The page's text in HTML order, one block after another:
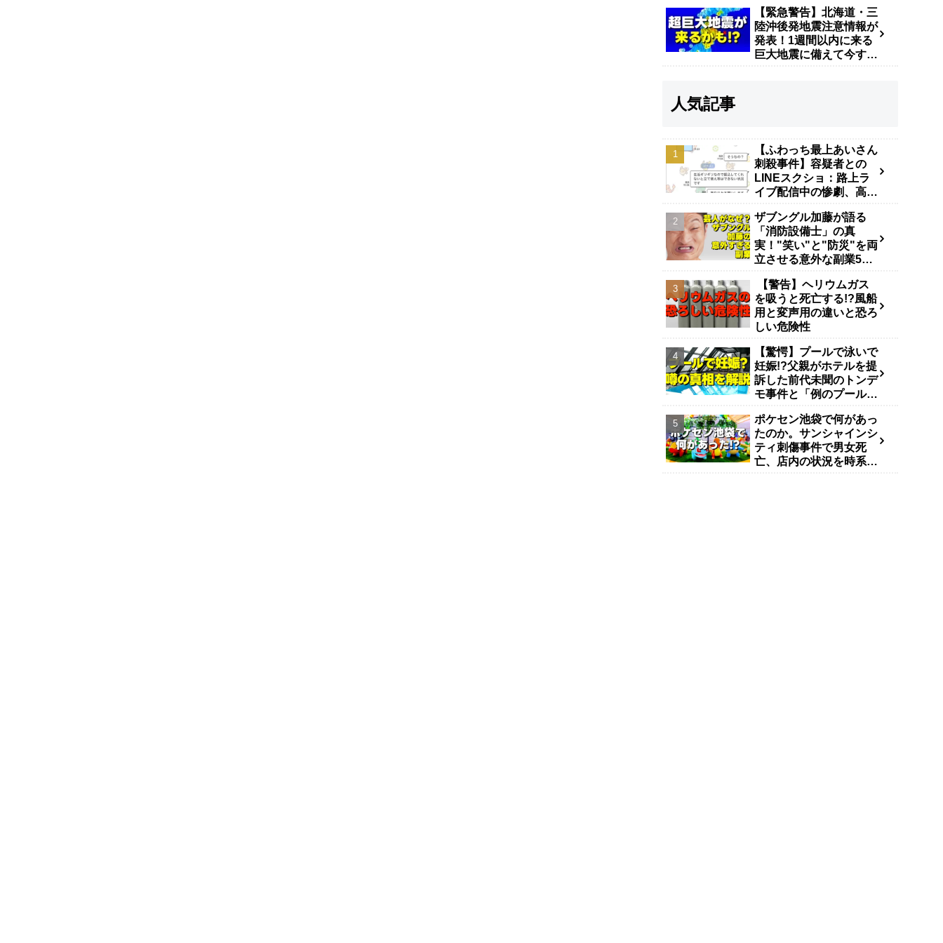
【緊急警告】北海道・三
陸沖後発地震注意情報が
発表！1週間以内に来る
巨大地震に備えて今すぐ
人気記事
【ふわっち最上あいさん
刺殺事件】容疑者との
LINEスクショ：路上ラ
イブ配信中の惨劇、高田
ザブングル加藤が語る
「消防設備士」の真
実！"笑い"と"防災"を両
立させる意外な副業5年
【警告】ヘリウムガス
を吸うと死亡する!?風船
用と変声用の違いと恐ろ
しい危険性
【驚愕】プールで泳いで
妊娠!?父親がホテルを提
訴した前代未聞のトンデ
モ事件と「例のプール」
ポケセン池袋で何があっ
たのか。サンシャインシ
ティ刺傷事件で男女死
亡、店内の状況を時系列